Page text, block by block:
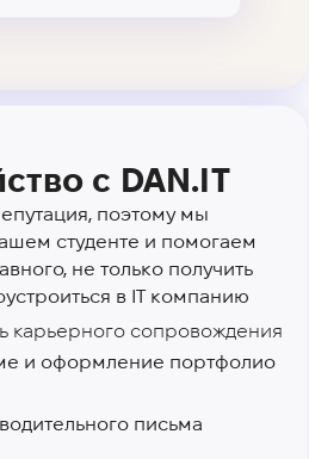
с DAN.IT
поэтому мы
студенте и помогаем
не только получить
в IT компанию
карьерного сопровождения
и оформление портфолио
письма